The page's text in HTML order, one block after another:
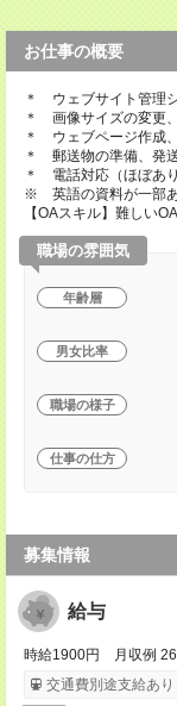
お仕事の概要
＊ ウェブサイト管理
＊ 画像サイズの変更
＊ ウェブページ作成
＊ 郵送物の準備、発
＊ 電話対応（ほぼあり
※ 英語の資料が一部
【OAスキル】難しい
職場の雰囲気
年齢層
男女比率
職場の様子
仕事の仕方
募集情報
給与
時給1900円 月収例
交通費別途支給あり